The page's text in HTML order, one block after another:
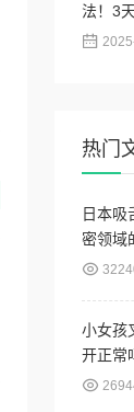
法！3
的隐藏
热门
日本吸
密领域
小女孩
开正常
要专业